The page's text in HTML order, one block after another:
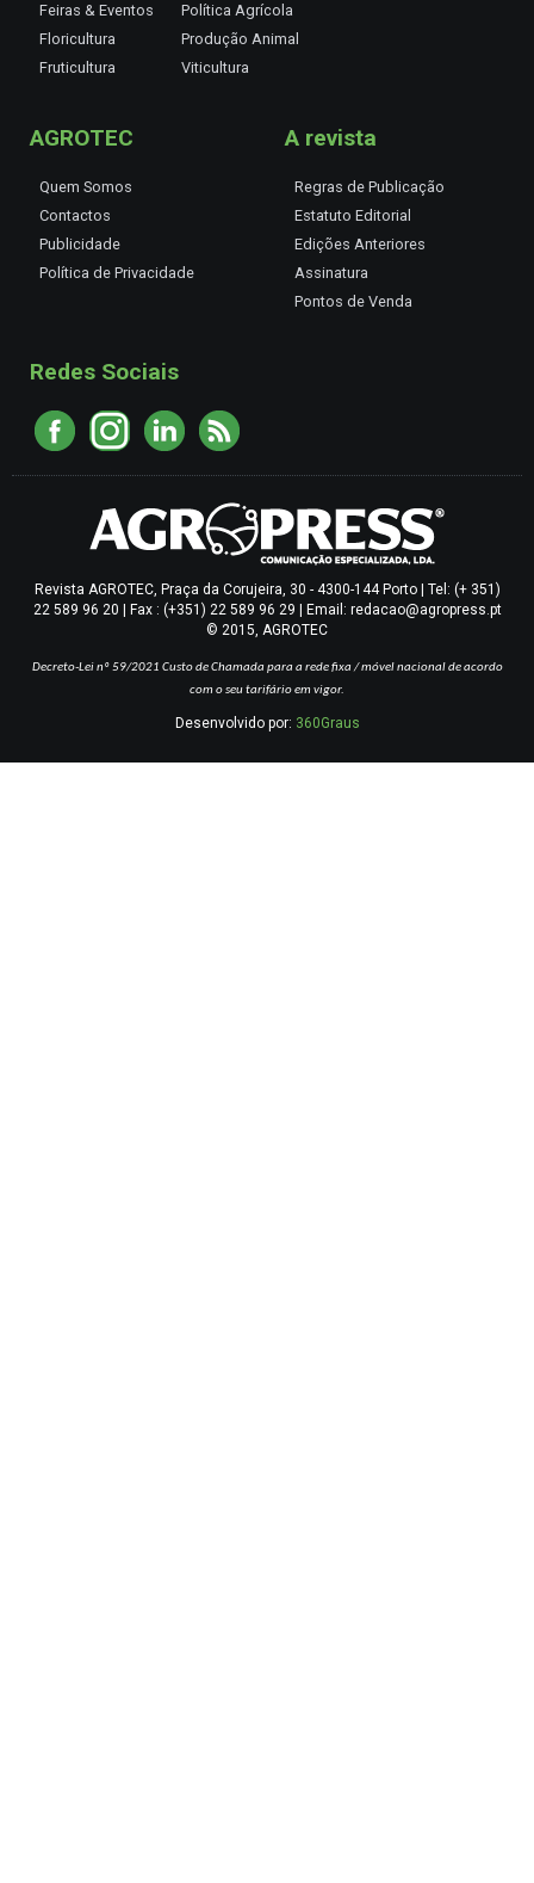
Feiras & Eventos
Floricultura
Fruticultura
Política Agrícola
Produção Animal
Viticultura
AGROTEC
Quem Somos
Contactos
Publicidade
Política de Privacidade
A revista
Regras de Publicação
Estatuto Editorial
Edições Anteriores
Assinatura
Pontos de Venda
Redes Sociais
Revista AGROTEC, Praça da Corujeira, 30 - 4300-144 Porto | Tel: (+ 351)
22 589 96 20 | Fax : (+351) 22 589 96 29 | Email: redacao@agropress.pt
© 2015, AGROTEC
Decreto-Lei nº 59/2021 Custo de Chamada para a rede fixa / móvel nacional de acordo
com o seu tarifário em vigor.
Desenvolvido por: 360Graus